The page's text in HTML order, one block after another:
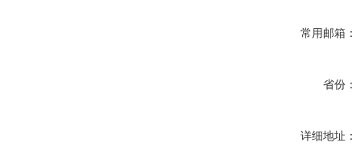
常用邮箱：
省份：
详细地址：